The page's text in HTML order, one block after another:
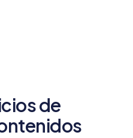
de